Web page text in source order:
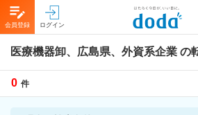
会員登録 ログイン
医療機器卸、広島県、外資系企業 の
0 件